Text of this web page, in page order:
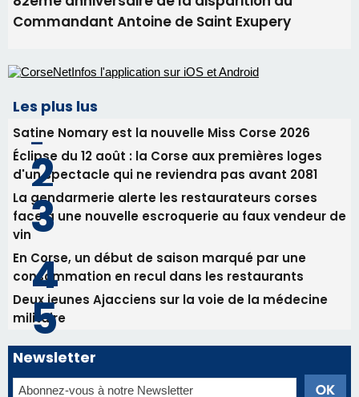
Éclipse du 12 août : la Corse aux premières loges
d'un spectacle qui ne reviendra pas avant 2081
face à une nouvelle escroquerie au faux vendeur de
En Corse, un début de saison marqué par une
consommation en recul dans les restaurants
Deux jeunes Ajacciens sur la voie de la médecine
militaire
Newsletter
Inscrivez-vous à la newsletter de CNI et recevez par
email les infos les plus importantes et une sélection de
nos meilleurs articles